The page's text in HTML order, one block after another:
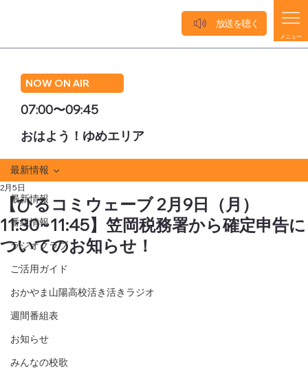
NOW ON AIR
07:00〜09:45
おはよう！ゆめエリア
メニュー
放送を聴く
最新情報
番組情報
ラジオクラブ
ご活用ガイド
おかやま山陽高校活き活きラジオ
週間番組表
お知らせ
みんなの校歌
最新情報
【ひるコミウェーブ 2月9日（月）
11:30~11:45】笠岡税務署から確定申告に
ついてのお知らせ！
2月5日